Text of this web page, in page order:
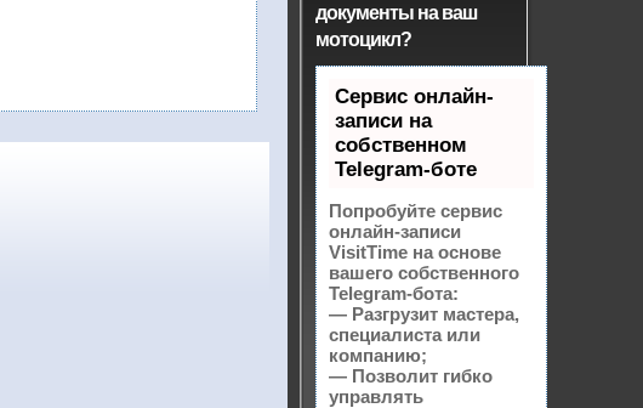
документы на ваш
мотоцикл?
Сервис онлайн-
записи на
собственном
Telegram-боте
Попробуйте сервис
онлайн-записи
VisitTime на основе
вашего собственного
Telegram-бота:
— Разгрузит мастера,
специалиста или
компанию;
— Позволит гибко
управлять